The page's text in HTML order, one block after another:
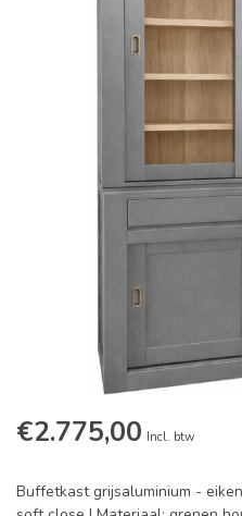
€2.775,00 Incl. btw
Buffetkast grijsaluminium -